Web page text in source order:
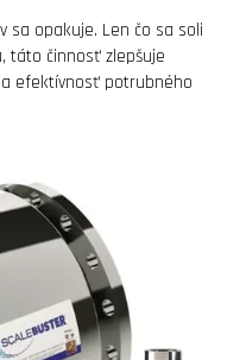
sa opakuje. Len čo sa soli
táto činnosť zlepšuje
efektívnosť potrubného